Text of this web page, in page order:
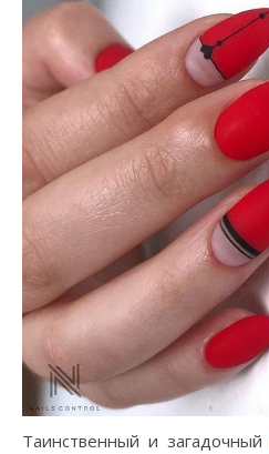
Таинственный и загадочный